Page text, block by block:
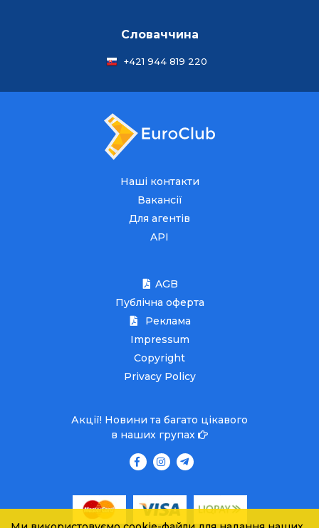
Словаччина
+421 944 819 220
Наші контакти
Вакансії
Для агентів
API
AGB
Публічна оферта
Реклама
Impressum
Copyright
Privacy Policy
Акції! Новини та багато цікавого
в наших групах